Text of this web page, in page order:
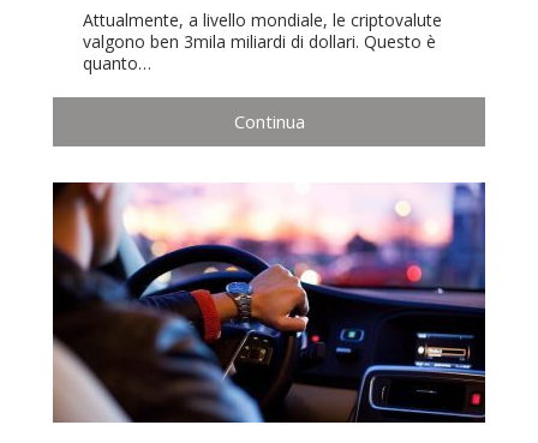
Attualmente, a livello mondiale, le criptovalute
valgono ben 3mila miliardi di dollari. Questo è
quanto…
Continua